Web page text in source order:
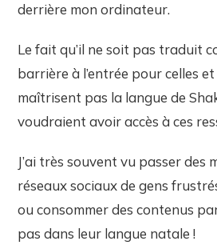
derrière mon ordinateur.
Le fait qu’il ne soit pas traduit
barrière à l’entrée pour celles
maîtrisent pas la langue de
voudraient avoir accès à ces
J’ai très souvent vu passer des
réseaux sociaux de gens
ou consommer des contenus
pas dans leur langue natale !